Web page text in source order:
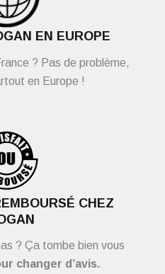
EN EUROPE
? Pas de problème,
en Europe !
CHEZ
? Ça tombe bien vous
changer d’avis.